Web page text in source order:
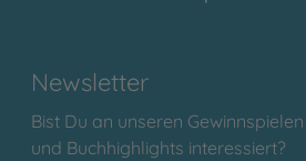
Newsletter
Bist Du an unseren Gewinnspielen
und Buchhighlights interessiert?